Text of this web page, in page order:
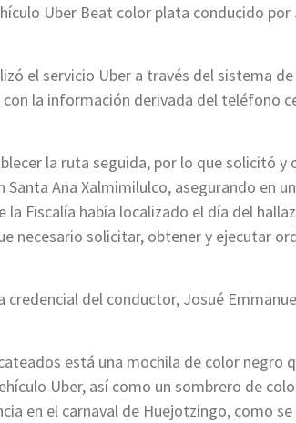
Uber Beat color plata conducido por
el servicio Uber a través del sistema
la información derivada del teléfono
la ruta seguida, por lo que solicitó y
Ana Xalmimilulco, asegurando en
Fiscalía había localizado el día del
necesario solicitar, obtener y ejecutar
del conductor, Josué
está una mochila de color negro
Uber, así como un sombrero de
en el carnaval de Huejotzingo, como se